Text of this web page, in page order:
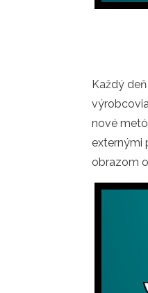
Každý
nové
externými
obrazom